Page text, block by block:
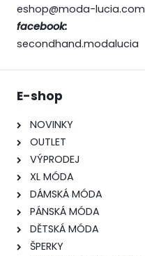
eshop@moda-lucia.com
facebook:
secondhand.modalucia
E-shop
NOVINKY
OUTLET
VÝPRODEJ
XL MÓDA
DÁMSKÁ MÓDA
PÁNSKÁ MÓDA
DĚTSKÁ MÓDA
ŠPERKY